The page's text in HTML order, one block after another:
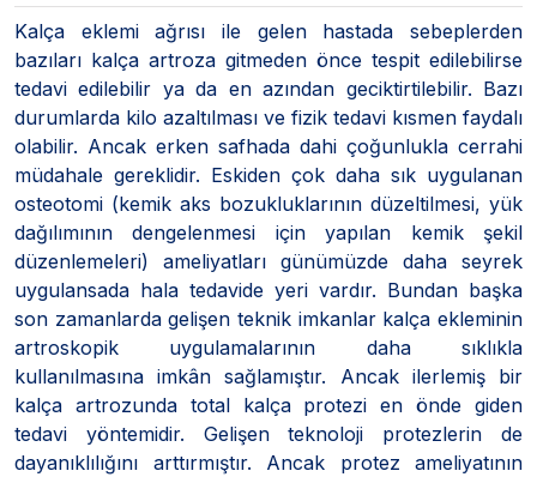
Kalça eklemi ağrısı ile gelen hastada sebeplerden
bazıları kalça artroza gitmeden önce tespit edilebilirse
tedavi edilebilir ya da en azından geciktirtilebilir. Bazı
durumlarda kilo azaltılması ve fizik tedavi kısmen faydalı
olabilir. Ancak erken safhada dahi çoğunlukla cerrahi
müdahale gereklidir. Eskiden çok daha sık uygulanan
osteotomi (kemik aks bozukluklarının düzeltilmesi, yük
dağılımının dengelenmesi için yapılan kemik şekil
düzenlemeleri) ameliyatları günümüzde daha seyrek
uygulansada hala tedavide yeri vardır. Bundan başka
son zamanlarda gelişen teknik imkanlar kalça ekleminin
artroskopik uygulamalarının daha sıklıkla
kullanılmasına imkân sağlamıştır. Ancak ilerlemiş bir
kalça artrozunda total kalça protezi en önde giden
tedavi yöntemidir. Gelişen teknoloji protezlerin de
dayanıklılığını arttırmıştır. Ancak protez ameliyatının